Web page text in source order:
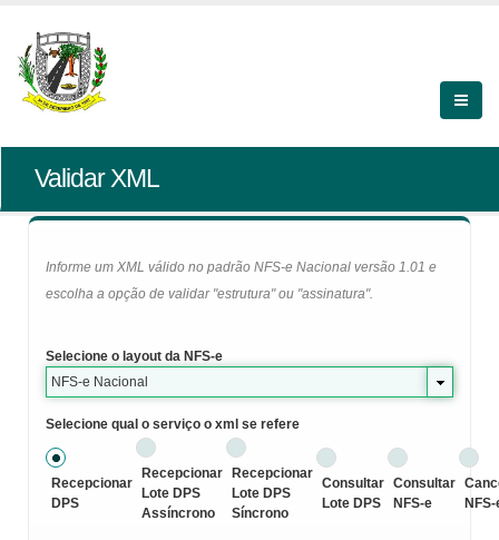
Validar XML
Informe um XML válido no padrão NFS-e Nacional versão 1.01 e
escolha a opção de validar "estrutura" ou "assinatura".
Selecione o layout da NFS-e
NFS-e Nacional
Selecione qual o serviço o xml se refere
Recepcionar
DPS
Recepcionar
Lote DPS
Assíncrono
Recepcionar
Lote DPS
Síncrono
Consultar
Lote DPS
Consultar
NFS-e
NFS-